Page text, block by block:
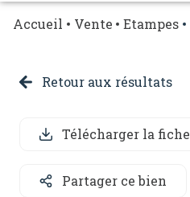
louer
Accueil Vente Etampes
Retour aux résultats
Télécharger la fiche
Partager ce bien